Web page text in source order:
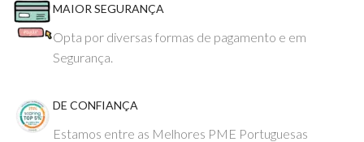
MAIOR SEGURANÇA
Opta por diversas formas de pagamento e em
Segurança.
DE CONFIANÇA
Estamos entre as Melhores PME Portuguesas